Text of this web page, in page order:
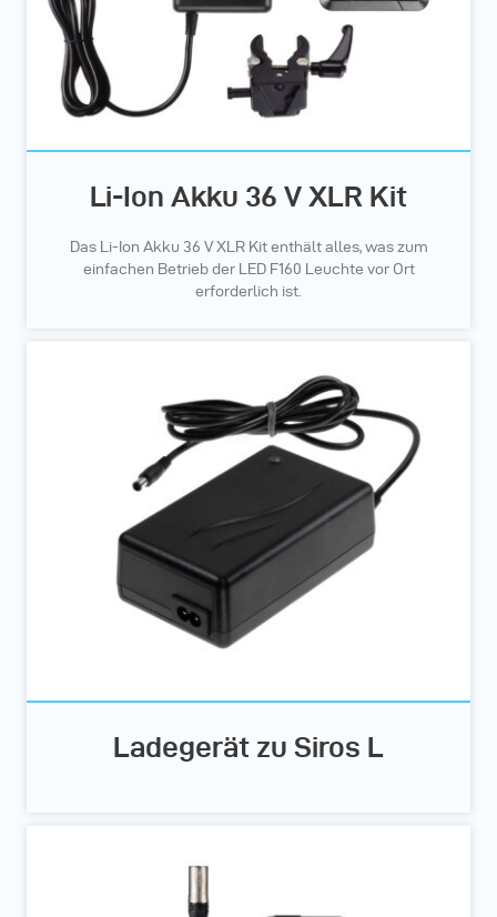
Li-Ion Akku 36 V XLR Kit
Das Li-Ion Akku 36 V XLR Kit enthält alles, was zum
einfachen Betrieb der LED F160 Leuchte vor Ort
erforderlich ist.
Ladegerät zu Siros L